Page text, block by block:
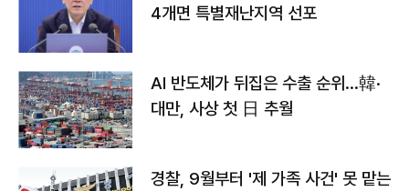
4개면 특별재난지역 선포
AI 반도체가 뒤집은 수출 순위…韓·
대만, 사상 첫 日 추월
경찰, 9월부터 '제 가족 사건' 못 맡는